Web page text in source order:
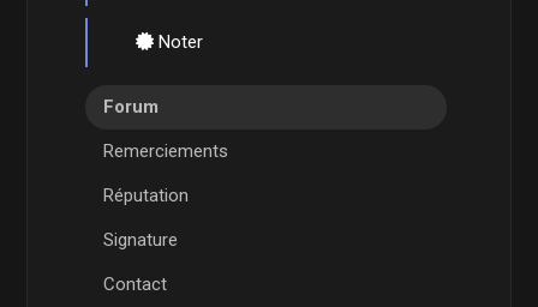
Noter
Forum
Remerciements
Réputation
Signature
Contact